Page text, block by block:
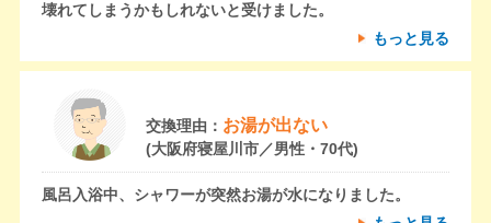
壊れてしまうかもしれないと受けました。
もっと見る
交換理由： お湯が出ない
(大阪府寝屋川市／男性・70代)
風呂入浴中、シャワーが突然お湯が水になりました。